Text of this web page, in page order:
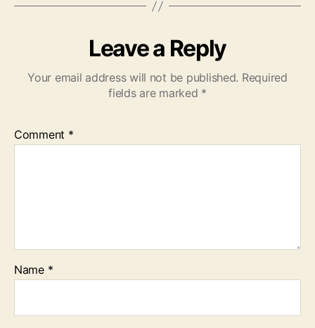
Leave a Reply
Your email address will not be published. Required
fields are marked *
Comment *
Name *